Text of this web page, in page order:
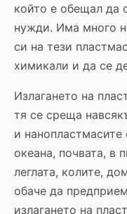
който е обещал да
нужди. Има много
си на тези
химикали и да се
Излагането на
тя се среща
и
океана, почвата, в
леглата, колите,
обаче да
излагането на